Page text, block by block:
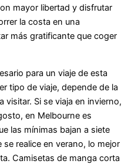
mayor libertad y disfrutar
la costa en una
más gratificante que coger
para un viaje de esta
tipo de viaje, depende de la
visitar. Si se viaja en invierno,
en Melbourne es
las mínimas bajan a siete
realice en verano, lo mejor
Camisetas de manga corta